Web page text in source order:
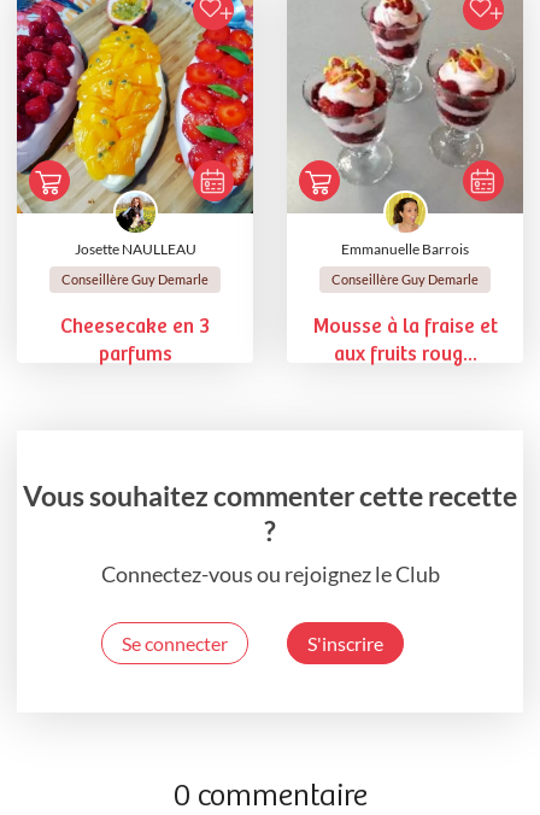
Josette NAULLEAU
Conseillère Guy Demarle
Cheesecake en 3
parfums
Emmanuelle Barrois
Conseillère Guy Demarle
Mousse à la fraise et
aux fruits roug...
Vous souhaitez commenter cette recette
?
Connectez-vous ou rejoignez le Club
Se connecter S'inscrire
0 commentaire